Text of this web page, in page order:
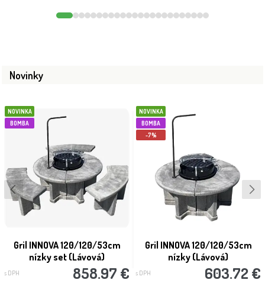
Novinky
NOVINKA
BOMBA
Gril INNOVA 120/120/53cm
nízky set (Lávová)
s DPH 858.97 €
NOVINKA
BOMBA
-7%
Gril INNOVA 120/120/53cm
nízky (Lávová)
s DPH 603.72 €